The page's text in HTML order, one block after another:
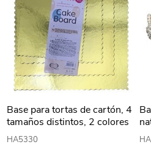
Base para tortas de cartón, 4
tamaños distintos, 2 colores
HA5330